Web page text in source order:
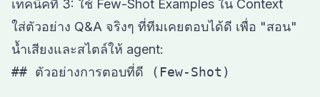
เทคนิคที่ 3: ใช้ Few-Shot Examples ใน Context
ใส่ตัวอย่าง Q&A จริงๆ ที่ทีมเคยตอบได้ดี เพื่อ "สอน"
น้ำเสียงและสไตล์ให้ agent:
## ตัวอย่างการตอบที่ดี (Few-Shot)